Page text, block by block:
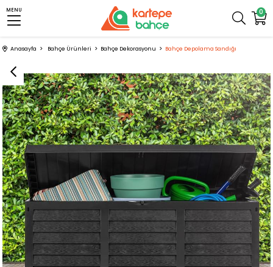
0
MENU
Anasayfa Bahçe Ürünleri Bahçe Dekorasyonu Bahçe Depolama Sandığı